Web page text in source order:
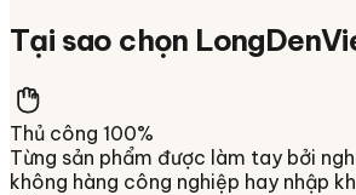
Tại sao chọn
Thủ công 100%
Từng sản phẩm được làm tay bởi
không hàng công nghiệp hay nhập